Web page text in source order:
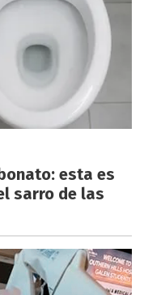
esta es
sarro de las